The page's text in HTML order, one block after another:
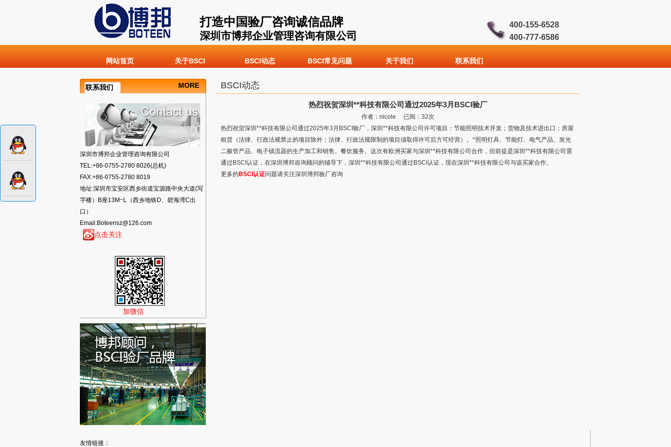
打造中国验厂咨询诚信品牌
深圳市博邦企业管理咨询有限公司
400-155-6528
400-777-6586
网站首页 关于BSCI BSCI动态 BSCI常见问题 关于我们 联系我们
联系我们 MORE
深圳市博邦企业管理咨询有限公司
TEL:+86-0755-2780 8026(总机)
FAX:+86-0755-2780 8019
地址:深圳市宝安区西乡街道宝源路中央大道(写
字楼）B座13M~L（西乡地铁D、碧海湾C出
口）
Email:Boteensz@126.com
点击关注
加微信
BSCI动态
热烈祝贺深圳**科技有限公司通过2025年3月BSCI验厂
作者：nicole 已阅： 32次
热烈祝贺深圳**科技有限公司通过2025年3月BSCI验厂，深圳**科技有限公司许可项目：节能照明技术开发；货物及技术进出口；房屋
租赁（法律、行政法规禁止的项目除外；法律、行政法规限制的项目须取得许可后方可经营）。^照明灯具、节能灯、电气产品、发光
二极管产品、电子镇流器的生产加工和销售。餐饮服务。这次有欧洲买家与深圳**科技有限公司合作，但前提是深圳**科技有限公司需
通过BSCI认证，在深圳博邦咨询顾问的辅导下，深圳**科技有限公司通过BSCI认证，现在深圳**科技有限公司与该买家合作。
更多的 BSCI认证问题请关注深圳博邦验厂咨询
友情链接：